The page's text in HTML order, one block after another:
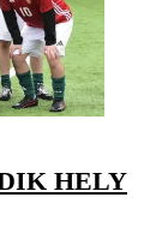
HELY